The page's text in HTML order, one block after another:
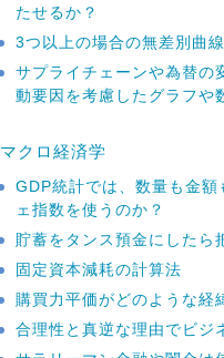
たせるか？
3つ以上の場合の無差別曲
サプライチェーンや為替の
動要因を考慮したグラフや
マクロ経済学
GDP統計では、数量も金
ェ指数を使うのか？
貯蓄をタンス預金にしたら
固定資本減耗の計算法
購買力平価がどのような経
合理性と真逆な理由でビジ